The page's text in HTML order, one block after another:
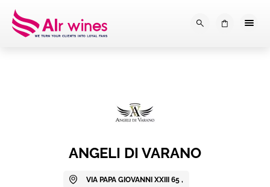
Dalla loro vendemmia, alla
ANGELI DI VARANO
VIA PAPA GIOVANNI XXIII 65 ,